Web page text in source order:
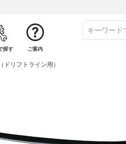
探す ご案内
リフトライン用）